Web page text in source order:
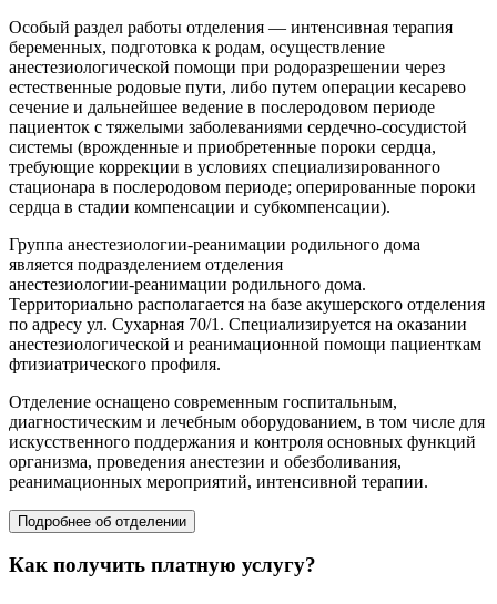
Особый раздел работы отделения — интенсивная терапия
беременных, подготовка к родам, осуществление
анестезиологической помощи при родоразрешении через
естественные родовые пути, либо путем операции кесарево
сечение и дальнейшее ведение в послеродовом периоде
пациенток с тяжелыми заболеваниями сердечно-сосудистой
системы (врожденные и приобретенные пороки сердца,
требующие коррекции в условиях специализированного
стационара в послеродовом периоде; оперированные пороки
сердца в стадии компенсации и субкомпенсации).
Группа анестезиологии-реанимации родильного дома
является подразделением отделения
анестезиологии-реанимации родильного дома.
Территориально располагается на базе акушерского отделения
по адресу ул. Сухарная 70/1. Специализируется на оказании
анестезиологической и реанимационной помощи пациенткам
фтизиатрического профиля.
Отделение оснащено современным госпитальным,
диагностическим и лечебным оборудованием, в том числе для
искусственного поддержания и контроля основных функций
организма, проведения анестезии и обезболивания,
реанимационных мероприятий, интенсивной терапии.
Подробнее об отделении
Как получить платную услугу?